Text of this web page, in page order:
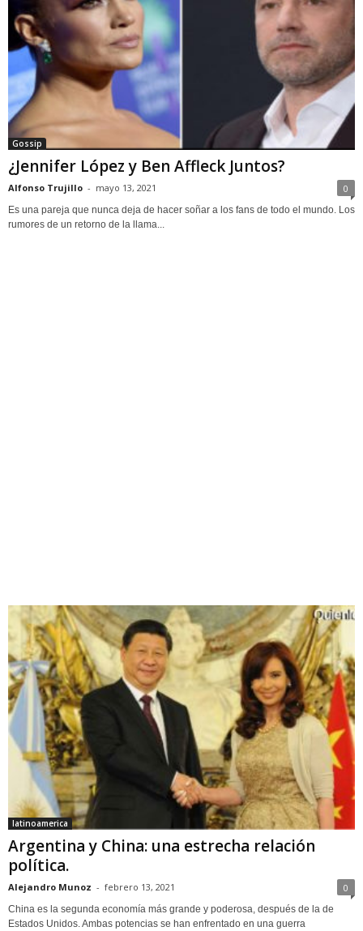
Gossip
¿Jennifer López y Ben Affleck Juntos?
Alfonso Trujillo - mayo 13, 2021 0
Es una pareja que nunca deja de hacer soñar a los fans de todo el mundo. Los
rumores de un retorno de la llama...
latinoamerica
Argentina y China: una estrecha relación
política.
Alejandro Munoz - febrero 13, 2021 0
China es la segunda economía más grande y poderosa, después de la de
Estados Unidos. Ambas potencias se han enfrentado en una guerra